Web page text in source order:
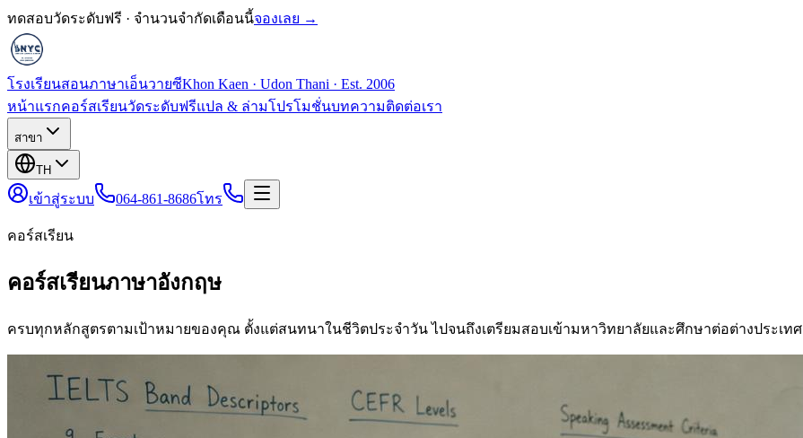
ทดสอบวัดระดับฟรี · จำนวนจำกัดเดือนนี้จองเลย →
โรงเรียนสอนภาษาเอ็นวายซีKhon Kaen · Udon Thani · Est. 2006
หน้าแรกคอร์สเรียนวัดระดับฟรีแปล & ล่ามโปรโมชั่นบทความติดต่อเรา
สาขา
TH
เข้าสู่ระบบ 064-861-8686โทร
คอร์สเรียน
คอร์สเรียนภาษาอังกฤษ
ครบทุกหลักสูตรตามเป้าหมายของคุณ ตั้งแต่สนทนาในชีวิตประจำวัน ไปจนถึงเตรียมสอบเข้ามหาวิทยาลัยและศึกษาต่อต่างประเทศ